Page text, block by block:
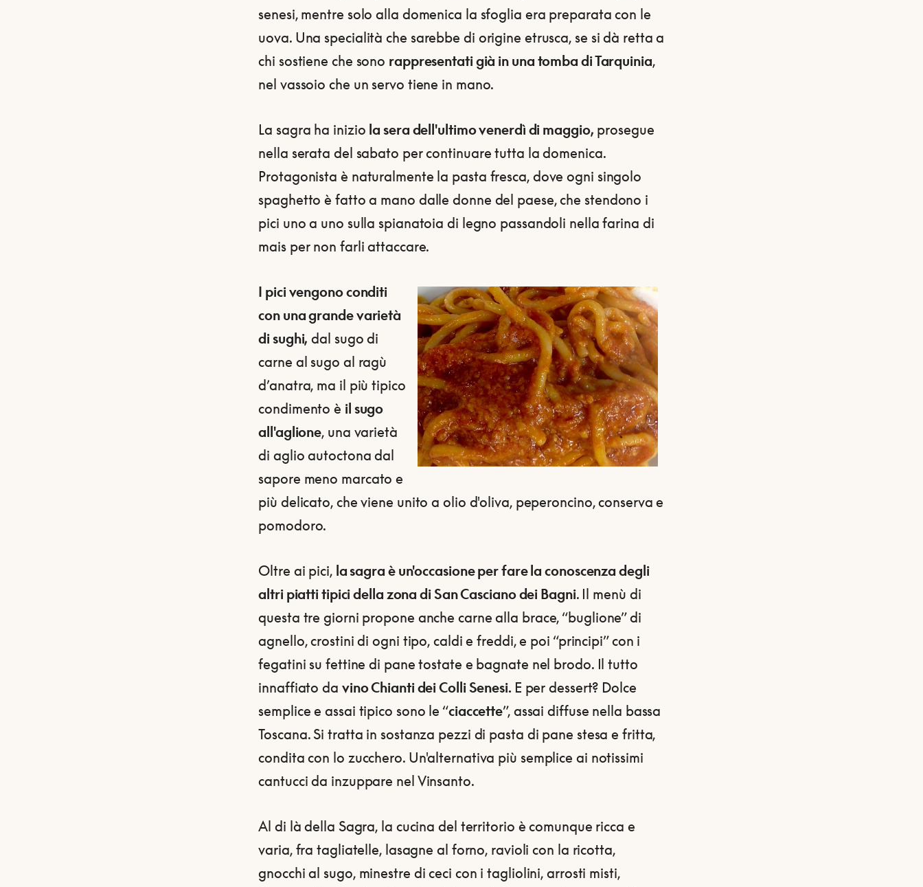
senesi, mentre solo alla domenica la sfoglia era preparata con le
uova. Una specialità che sarebbe di origine etrusca, se si dà retta a
chi sostiene che sono rappresentati già in una tomba di Tarquinia,
nel vassoio che un servo tiene in mano.
La sagra ha inizio la sera dell'ultimo venerdì di maggio, prosegue
nella serata del sabato per continuare tutta la domenica.
Protagonista è naturalmente la pasta fresca, dove ogni singolo
spaghetto è fatto a mano dalle donne del paese, che stendono i
pici uno a uno sulla spianatoia di legno passandoli nella farina di
mais per non farli attaccare.
I pici vengono conditi
con una grande varietà
di sughi, dal sugo di
carne al sugo al ragù
d’anatra, ma il più tipico
condimento è il sugo
all'aglione, una varietà
di aglio autoctona dal
sapore meno marcato e
più delicato, che viene unito a olio d'oliva, peperoncino, conserva e
pomodoro.
Oltre ai pici, la sagra è un'occasione per fare la conoscenza degli
altri piatti tipici della zona di San Casciano dei Bagni. Il menù di
questa tre giorni propone anche carne alla brace, “buglione” di
agnello, crostini di ogni tipo, caldi e freddi, e poi “principi” con i
fegatini su fettine di pane tostate e bagnate nel brodo. Il tutto
innaffiato da vino Chianti dei Colli Senesi. E per dessert? Dolce
semplice e assai tipico sono le “ciaccette”, assai diffuse nella bassa
Toscana. Si tratta in sostanza pezzi di pasta di pane stesa e fritta,
condita con lo zucchero. Un'alternativa più semplice ai notissimi
cantucci da inzuppare nel Vinsanto.
Al di là della Sagra, la cucina del territorio è comunque ricca e
varia, fra tagliatelle, lasagne al forno, ravioli con la ricotta,
gnocchi al sugo, minestre di ceci con i tagliolini, arrosti misti,